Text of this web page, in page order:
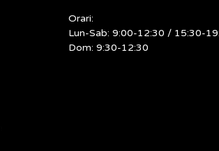
Orari:
Lun-Sab: 9:00-12:30 / 15:30-
Dom: 9:30-12:30